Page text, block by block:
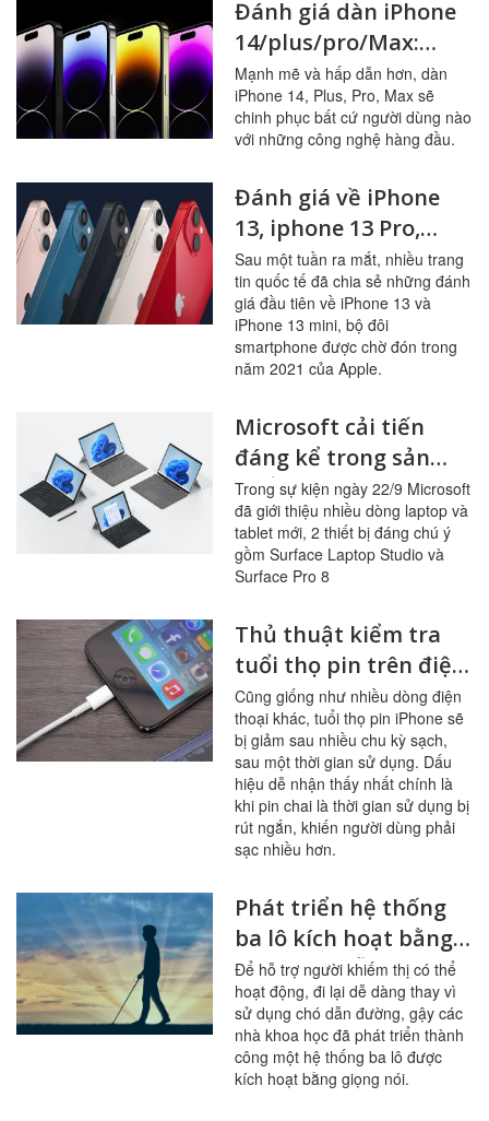
Đánh giá dàn iPhone
14/plus/pro/Max:
Thiết kế, hiệu năng,
camera cùng nhiều
tính năng mới
Mạnh mẽ và hấp dẫn hơn, dàn
iPhone 14, Plus, Pro, Max sẽ
chinh phục bất cứ người dùng nào
với những công nghệ hàng đầu.
Đánh giá về iPhone
13, iphone 13 Pro,
iphone 13 Pro Max,
iphone13 mini với
những cải tiến đáng
nâng cấp vừa được
Apple ra mắt
Sau một tuần ra mắt, nhiều trang
tin quốc tế đã chia sẻ những đánh
giá đầu tiên về iPhone 13 và
iPhone 13 mini, bộ đôi
smartphone được chờ đón trong
năm 2021 của Apple.
Microsoft cải tiến
đáng kể trong sản
phẩm mới ra mắt
Surface Laptop
Studio và Surface Pro
8
Trong sự kiện ngày 22/9 Microsoft
đã giới thiệu nhiều dòng laptop và
tablet mới, 2 thiết bị đáng chú ý
gồm Surface Laptop Studio và
Surface Pro 8
Thủ thuật kiểm tra
tuổi thọ pin trên điện
thoại iPhone
Cũng giống như nhiều dòng điện
thoại khác, tuổi thọ pin iPhone sẽ
bị giảm sau nhiều chu kỳ sạch,
sau một thời gian sử dụng. Dấu
hiệu dễ nhận thấy nhất chính là
khi pin chai là thời gian sử dụng bị
rút ngắn, khiến người dùng phải
sạc nhiều hơn.
Phát triển hệ thống
ba lô kích hoạt bằng
giọng nói hỗ trợ
người khiếm thị
Để hỗ trợ người khiếm thị có thể
hoạt động, đi lại dễ dàng thay vì
sử dụng chó dẫn đường, gậy các
nhà khoa học đã phát triển thành
công một hệ thống ba lô được
kích hoạt bằng giọng nói.